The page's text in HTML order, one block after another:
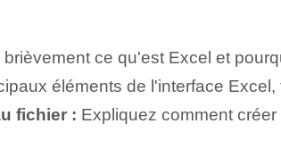
ce qu'est Excel et
éléments de l'interface Excel,
fichier : Expliquez comment